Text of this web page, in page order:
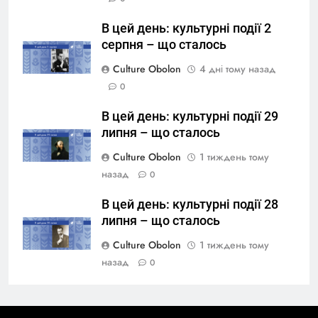
В цей день: культурні події 2
серпня – що сталось
Culture Obolon
4 дні тому назад
0
В цей день: культурні події 29
липня – що сталось
Culture Obolon
1 тиждень тому
назад
0
В цей день: культурні події 28
липня – що сталось
Culture Obolon
1 тиждень тому
назад
0